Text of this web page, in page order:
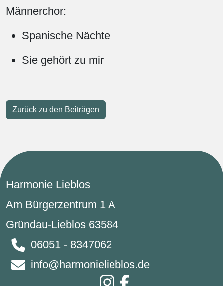
Männerchor:
Spanische Nächte
Sie gehört zu mir
Zurück zu den Beiträgen
Harmonie Lieblos
Am Bürgerzentrum 1 A
Gründau-Lieblos 63584
06051 - 8347062
info@harmonielieblos.de